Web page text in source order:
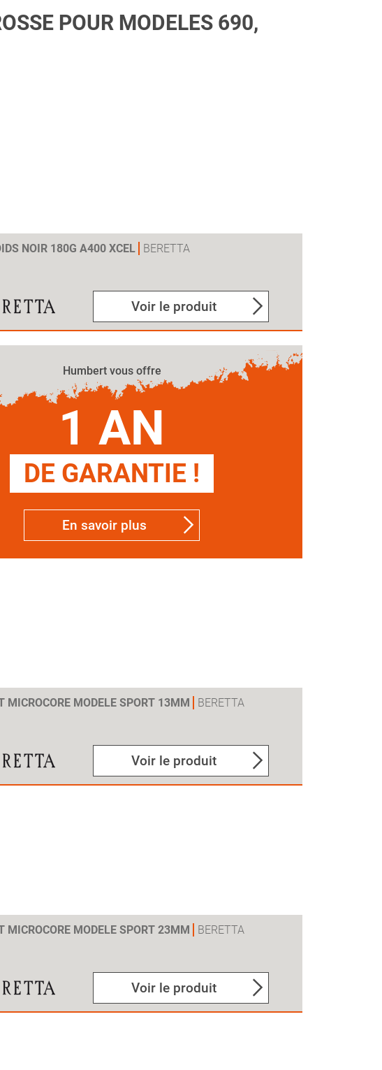
POUR MODELES 690,
NOIR 180G A400 XCEL BERETTA
Voir le produit
Humbert vous offre
1 AN
DE GARANTIE !
En savoir plus
MICROCORE MODELE SPORT 13MM BERETTA
Voir le produit
MICROCORE MODELE SPORT 23MM BERETTA
Voir le produit